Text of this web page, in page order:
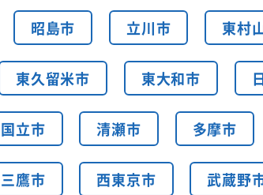
昭島市 立川市 東村
東久留米市 東大和市
国立市 清瀬市 多摩市
三鷹市 西東京市 武蔵野